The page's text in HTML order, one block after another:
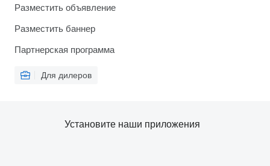
Разместить объявление
Разместить баннер
Партнерская программа
Для дилеров
Установите наши приложения